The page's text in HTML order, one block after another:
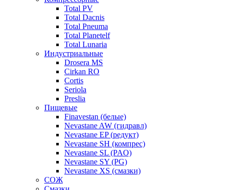
Total PV
Total Dacnis
Total Pneuma
Total Planetelf
Total Lunaria
Индустриальные
Drosera MS
Cirkan RO
Cortis
Seriola
Preslia
Пищевые
Finavestan (белые)
Nevastane AW (гидравл)
Nevastane EP (редукт)
Nevastane SH (компрес)
Nevastane SL (PAO)
Nevastane SY (PG)
Nevastane XS (смазки)
СОЖ